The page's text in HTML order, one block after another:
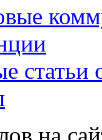
статьи
на